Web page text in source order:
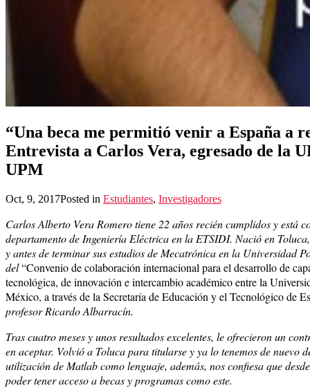
“Una beca me permitió venir a España a
Entrevista a Carlos Vera, egresado de la
UPM
Oct, 9, 2017Posted in Estudiantes, Investigadores
Carlos Alberto Vera Romero tiene 22 años recién cumplidos y está
departamento de Ingeniería Eléctrica en la ETSIDI. Nació en
y antes de terminar sus estudios de Mecatrónica en la Universidad
del“Convenio de colaboración internacional para el desarrollo de
tecnológica, de innovación e intercambio académico entre la
México, a través de la Secretaría de Educación y el Tecnológico de
profesor Ricardo Albarracín.
Tras cuatro meses y unos resultados excelentes, le ofrecieron un
en aceptar. Volvió a Toluca para titularse y ya lo tenemos de nuevo
utilización de Matlab como lenguaje, además, nos confiesa que
poder tener acceso a becas y programas como este.